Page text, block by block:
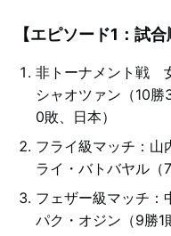
【エピソード1：試
非トーナメント戦
シャオツァン（10
0敗、日本）
フライ級マッチ：山
ライ・バトバヤル（
フェザー級マッチ：
パク・オジン（9勝1